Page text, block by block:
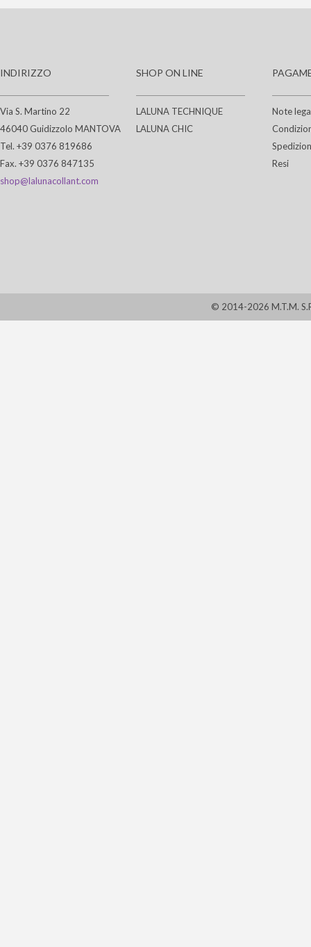
INDIRIZZO
Via S. Martino 22
46040 Guidizzolo MANTOVA
Tel. +39 0376 819686
Fax. +39 0376 847135
shop@lalunacollant.com
SHOP ON LINE
LALUNA TECHNIQUE
LALUNA CHIC
Note
Resi
© 2014-2026 M.T.M.